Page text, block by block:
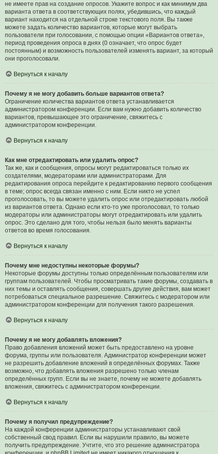
не имеете прав на создание опросов. Укажите вопрос и как минимум два
варианта ответа в соответствующих полях, убедившись, что каждый
вариант находится на отдельной строке текстового поля. Вы также
можете задать количество вариантов, которые могут выбрать
пользователи при голосовании, с помощью опции «Вариантов ответа»,
период проведения опроса в днях (0 означает, что опрос будет
постоянным) и возможность пользователей изменять вариант, за который
они проголосовали.
Вернуться к началу
Почему я не могу добавить больше вариантов ответа?
Ограничение количества вариантов ответа устанавливается
администратором конференции. Если вам нужно добавить количество
вариантов, превышающее это ограничение, свяжитесь с
администратором конференции.
Вернуться к началу
Как мне отредактировать или удалить опрос?
Так же, как и сообщения, опросы могут редактироваться только их
создателями, модераторами или администраторами. Для
редактирования опроса перейдите к редактированию первого сообщения
в теме; опрос всегда связан именно с ним. Если никто не успел
проголосовать, то вы можете удалить опрос или отредактировать любой
из вариантов ответа. Однако если кто-то уже проголосовал, то только
модераторы или администраторы могут отредактировать или удалить
опрос. Это сделано для того, чтобы нельзя было менять варианты
ответов во время голосования.
Вернуться к началу
Почему мне недоступны некоторые форумы?
Некоторые форумы доступны только определённым пользователям или
группам пользователей. Чтобы просматривать такие форумы, создавать в
них темы и оставлять сообщения, совершать другие действия, вам может
потребоваться специальное разрешение. Свяжитесь с модератором или
администратором конференции для получения такого разрешения.
Вернуться к началу
Почему я не могу добавлять вложения?
Право добавления вложений может быть предоставлено на уровне
форума, группы или пользователя. Администратор конференции может
не разрешить добавление вложений в определённых форумах. Также
возможно, что добавлять вложения разрешено только членам
определённых групп. Если вы не знаете, почему не можете добавлять
вложения, свяжитесь с администратором конференции.
Вернуться к началу
Почему я получил предупреждение?
На каждой конференции администраторы устанавливают свой
собственный свод правил. Если вы нарушили правило, вы можете
получить предупреждение. Учтите, что это решение администратора